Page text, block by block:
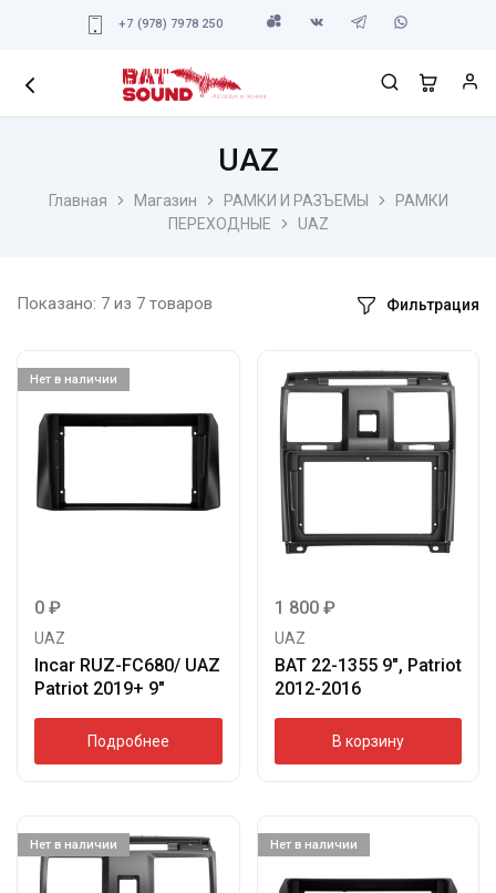
+7 (978) 7978 250
Главная Магазин РАМКИ И РАЗЪЕМЫ
РАМКИ
ПЕРЕХОДНЫЕ
UAZ
UAZ
Показано: 7 из 7 товаров Фильтрация
Нет в наличии
0 ₽
UAZ
Incar RUZ-FC680/ UAZ
Patriot 2019+ 9″
Подробнее
1 800 ₽
UAZ
BAT 22-1355 9″, Patriot
2012-2016
В корзину
Нет в наличии Нет в наличии